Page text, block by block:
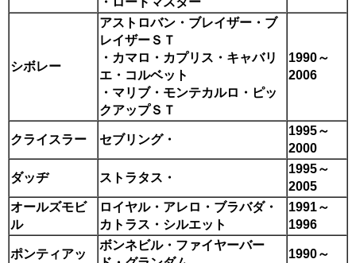
シボレー
アストロバン・ブレイザー・ブ
レイザーＳＴ
・カマロ・カプリス・キャバリ
エ・コルベット
・マリブ・モンテカルロ・ピッ
クアップＳＴ
1990～
2006
クライスラー セブリング・
1995～
2000
ダッヂ ストラタス・
1995～
2005
オールズモビ
ル
ロイヤル・アレロ・ブラバダ・
カトラス・シルエット
1991～
1996
ポンティアッ
ボンネビル・ファイヤーバー
1990～